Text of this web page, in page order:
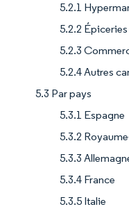
5.2.1
5.2.2
5.2.3
5.2.4 Autres
5.3 Par pays
5.3.1 Espagne
5.3.2
5.3.3
5.3.4 France
5.3.5 Italie